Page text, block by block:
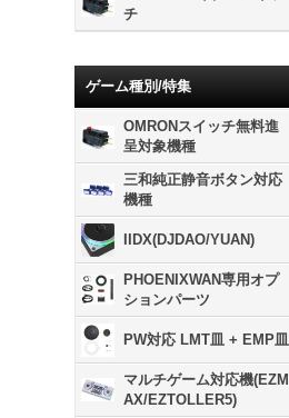
チ
ゲーム種別/特集
OMRONスイッチ無料進
呈対象機種
三和純正静音ボタン対応
機種
IIDX(DJDAO/YUAN)
PHOENIXWAN専用オプ
ションパーツ
PW対応 LMT皿 + EMP皿
マルチゲーム対応機(EZM
AX/EZTOLLER5)